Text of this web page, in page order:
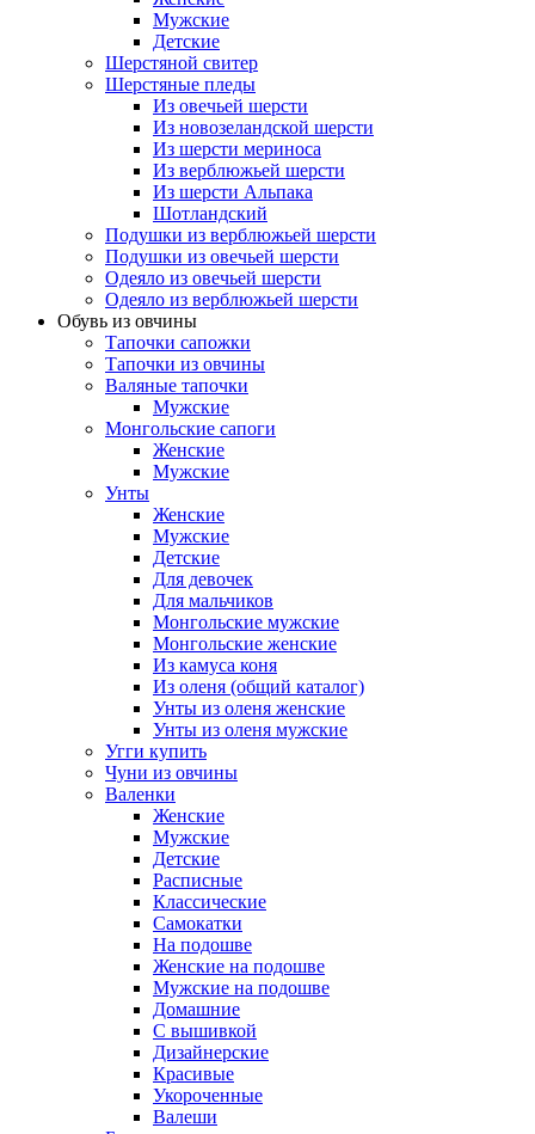
Мужские
Детские
Шерстяной свитер
Шерстяные пледы
Из овечьей шерсти
Из новозеландской шерсти
Из шерсти мериноса
Из верблюжьей шерсти
Из шерсти Альпака
Шотландский
Подушки из верблюжьей шерсти
Подушки из овечьей шерсти
Одеяло из овечьей шерсти
Одеяло из верблюжьей шерсти
Обувь из овчины
Тапочки сапожки
Тапочки из овчины
Валяные тапочки
Мужские
Монгольские сапоги
Женские
Мужские
Унты
Женские
Мужские
Детские
Для девочек
Для мальчиков
Монгольские мужские
Монгольские женские
Из камуса коня
Из оленя (общий каталог)
Унты из оленя женские
Унты из оленя мужские
Угги купить
Чуни из овчины
Валенки
Женские
Мужские
Детские
Расписные
Классические
Самокатки
На подошве
Женские на подошве
Мужские на подошве
Домашние
С вышивкой
Дизайнерские
Красивые
Укороченные
Валеши